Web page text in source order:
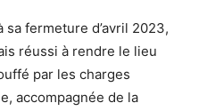
sa fermeture d’avril 2023,
réussi à rendre le lieu
par les charges
accompagnée de la